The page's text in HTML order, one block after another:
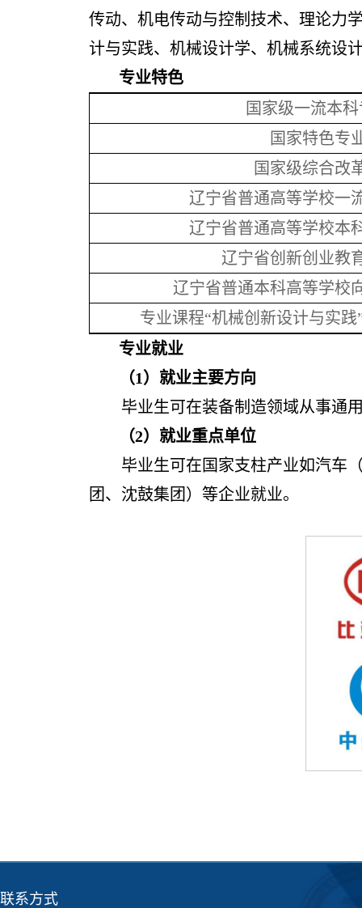
传动、机电传动与控制技术、理论力
计与实践、机械设计学、机械系统设
专业特色
国家级一流本
国家特色专
国家级综合改
辽宁省普通高等学校一
辽宁省普通高等学校本
辽宁省创新创业教
辽宁省普通本科高等学校
专业课程“机械创新设计与实
专业就业
（1）就业主要方向
毕业生可在装备制造领域从事通
（2）就业重点单位
毕业生可在国家支柱产业如汽车
团、沈鼓集团）等企业就业。
联系方式